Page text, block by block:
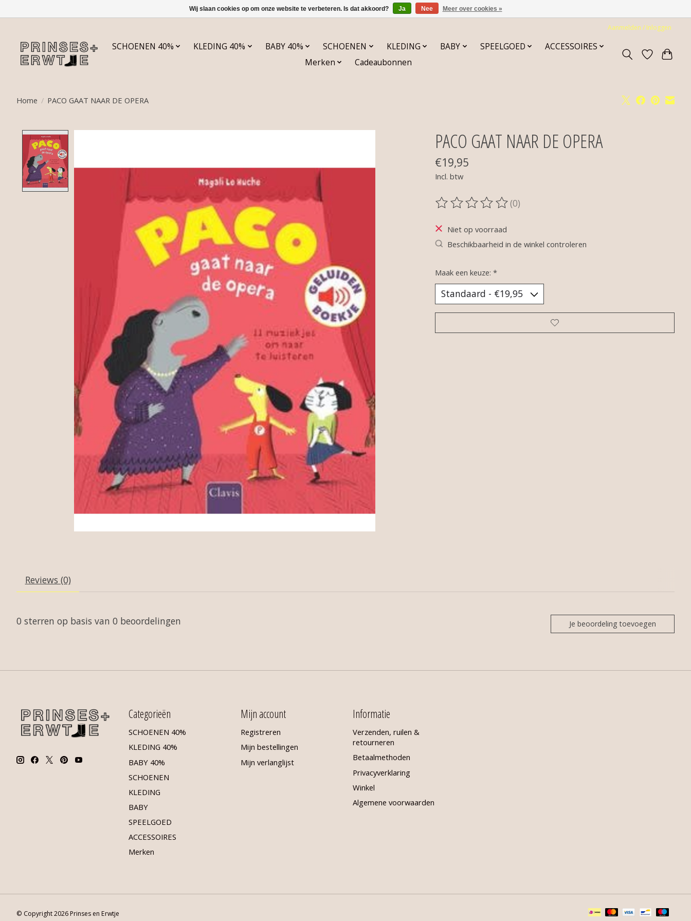
Aanmelden / Inloggen
SCHOENEN 40% KLEDING 40% BABY 40% SCHOENEN KLEDING BABY SPEELGOED
ACCESSOIRES
Merken
Cadeaubonnen
Home / PACO GAAT NAAR DE OPERA
PACO GAAT NAAR DE OPERA
€19,95
Incl. btw
De beoordeling van dit product is
(0)
Niet op voorraad
Beschikbaarheid in de winkel controleren
Maak een keuze: *
Reviews (0)
0 sterren op basis van 0 beoordelingen Je beoordeling toevoegen
Categorieën
SCHOENEN 40%
KLEDING 40%
BABY 40%
SCHOENEN
KLEDING
BABY
SPEELGOED
ACCESSOIRES
Merken
Mijn account
Registreren
Mijn bestellingen
Mijn verlanglijst
Informatie
Verzenden, ruilen &
retourneren
Betaalmethoden
Privacyverklaring
Winkel
Algemene voorwaarden
© Copyright 2026 Prinses en Erwtje
Wij slaan cookies op om onze website te verbeteren. Is dat akkoord? Ja Nee Meer over cookies »